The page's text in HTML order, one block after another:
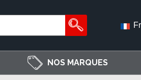
NOS MARQUES